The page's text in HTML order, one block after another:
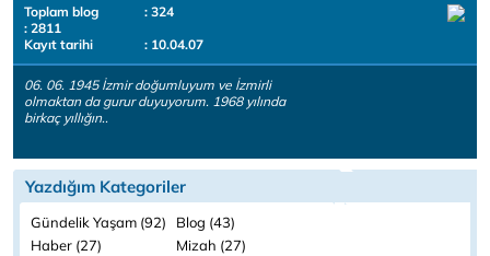
Toplam blog
: 324
: 2811
Kayıt tarihi
: 10.04.07
06. 06. 1945 İzmir doğumluyum ve İzmirli
olmaktan da gurur duyuyorum. 1968 yılında
birkaç yıllığın..
Yazdığım Kategoriler
Gündelik Yaşam (92)
Blog (43)
Haber (27)
Mizah (27)